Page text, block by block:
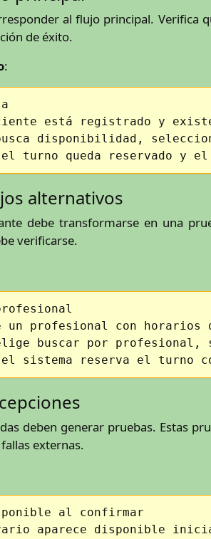
al flujo principal. Verifica
de éxito.
:
está registrado y
disponibilidad,
el turno queda reservado y
alternativos
debe transformarse en una
verificarse.
un profesional con horarios
buscar por profesional,
el sistema reserva el turno
deben generar pruebas. Estas
externas.
al confirmar
aparece disponible